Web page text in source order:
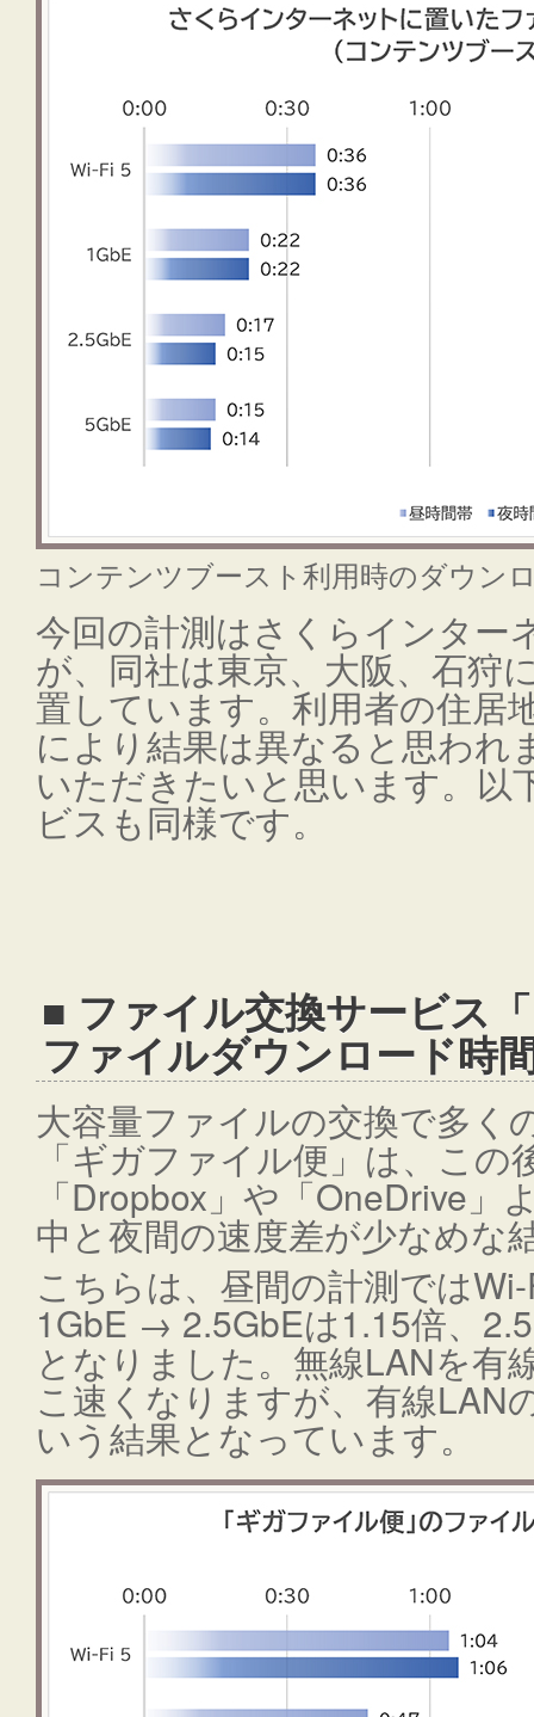
コンテンツブースト利用時のダウン
今回の計測はさくらインター
が、同社は東京、大阪、石狩
置しています。利用者の住居
により結果は異なると思われ
いただきたいと思います。以
ビスも同様です。
■ ファイル交換サービス
ファイルダウンロード時
大容量ファイルの交換で多く
「ギガファイル便」は、この
「Dropbox」や「OneDrive」
中と夜間の速度差が少なめな
こちらは、昼間の計測では
1GbE → 2.5GbEは1.15倍、
となりました。無線LANを有
こ速くなりますが、有線LAN
いう結果となっています。